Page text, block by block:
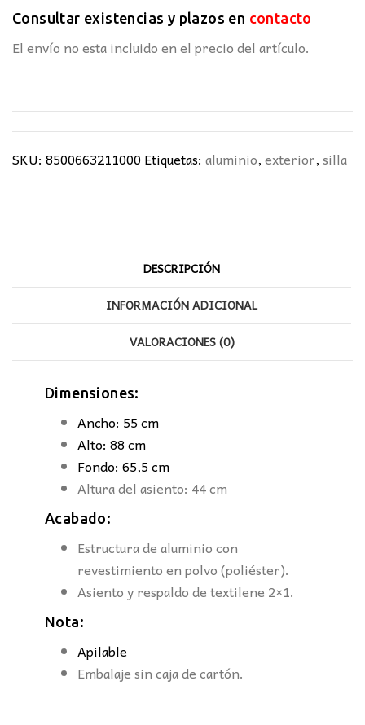
Consultar existencias y plazos en contacto
El envío no esta incluido en el precio del artículo.
SKU: 8500663211000Etiquetas: aluminio,exterior,silla
DESCRIPCIÓN
INFORMACIÓN ADICIONAL
VALORACIONES (0)
Dimensiones:
Ancho: 55 cm
Alto: 88 cm
Fondo: 65,5 cm
Altura del asiento: 44 cm
Acabado:
Estructura de aluminio con
revestimiento en polvo (poliéster).
Asiento y respaldo de textilene 2×1.
Nota:
Apilable
Embalaje sin caja de cartón.